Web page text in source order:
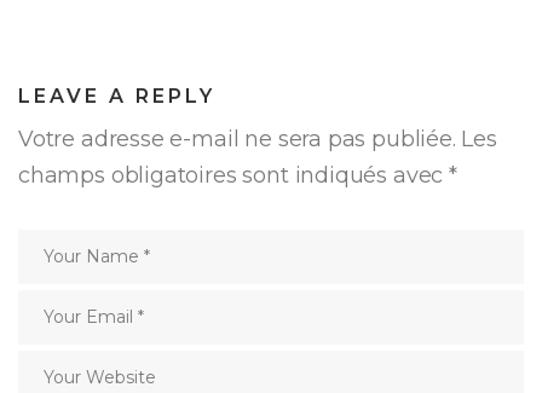
LEAVE A REPLY
Votre adresse e-mail ne sera pas publiée. Les
champs obligatoires sont indiqués avec *